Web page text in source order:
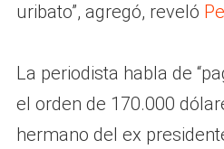
uribato”, agregó, reveló
La periodista habla de
el orden de 170.000
hermano del ex